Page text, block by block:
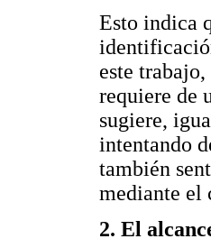
Esto indica
este
requiere de
sugiere,
intentando
también
mediante el
2. El